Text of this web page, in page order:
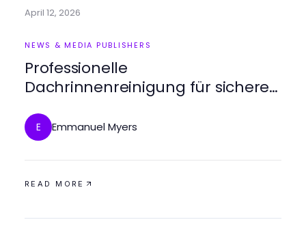
April 12, 2026
NEWS & MEDIA PUBLISHERS
Professionelle
Dachrinnenreinigung für sichere
E Emmanuel Myers
READ MORE